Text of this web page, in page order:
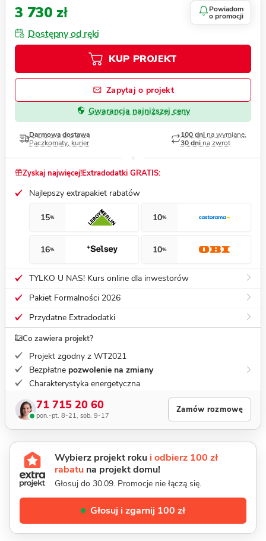
3 730 zł Powiadom
o promocji
Dostępny od ręki
KUP PROJEKT
Zapytaj o projekt
Gwarancja najniższej ceny
Darmowa dostawa
Paczkomaty, kurier
100 dni na wymianę,
30 dni na zwrot
Zyskaj najwięcej!Extradodatki GRATIS:
Najlepszy extrapakiet rabatów
15% 10%
16% 10%
TYLKO U NAS! Kurs online dla inwestorów
Pakiet Formalności 2026
Przydatne Extradodatki
Co zawiera projekt?
Projekt zgodny z WT2021
Bezpłatne pozwolenie na zmiany
Charakterystyka energetyczna
71 715 20 60
pon.-pt. 8-21, sob. 9-17
Zamów rozmowę
Wybierz projekt roku i odbierz 100 zł
rabatu na projekt domu!
Głosuj do 30.09. Promocje nie łączą się.
Głosuj i zgarnij 100 zł